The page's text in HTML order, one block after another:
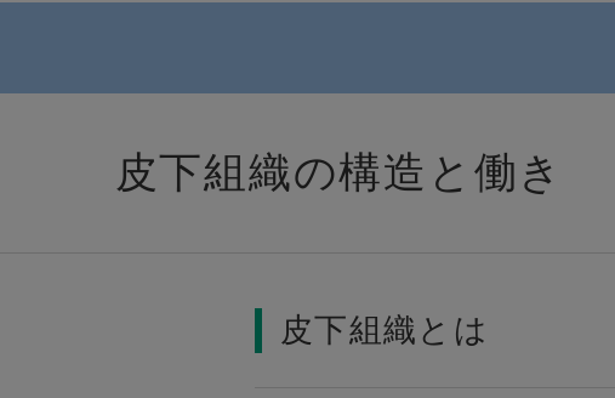
皮下組織の構造と働き
皮下組織とは